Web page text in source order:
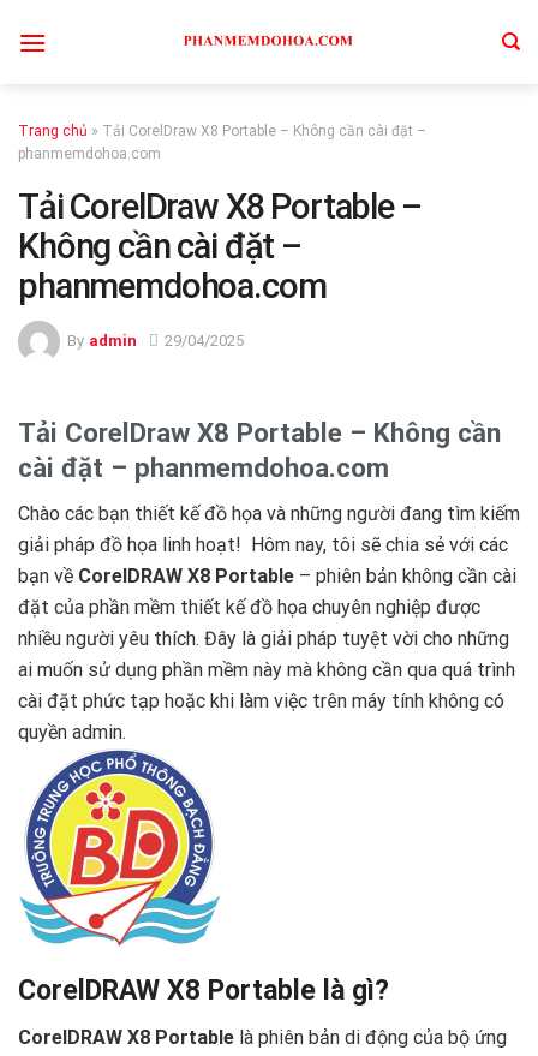
Trang chủ » Tải CorelDraw X8 Portable – Không cần cài đặt –
phanmemdohoa.com
Tải CorelDraw X8 Portable –
Không cần cài đặt –
phanmemdohoa.com
By admin 29/04/2025
Tải CorelDraw X8 Portable – Không cần
cài đặt – phanmemdohoa.com
Chào các bạn thiết kế đồ họa và những người đang tìm kiếm
giải pháp đồ họa linh hoạt! ️ Hôm nay, tôi sẽ chia sẻ với các
bạn về CorelDRAW X8 Portable – phiên bản không cần cài
đặt của phần mềm thiết kế đồ họa chuyên nghiệp được
nhiều người yêu thích. Đây là giải pháp tuyệt vời cho những
ai muốn sử dụng phần mềm này mà không cần qua quá trình
cài đặt phức tạp hoặc khi làm việc trên máy tính không có
quyền admin.
CorelDRAW X8 Portable là gì?
CorelDRAW X8 Portable là phiên bản di động của bộ ứng